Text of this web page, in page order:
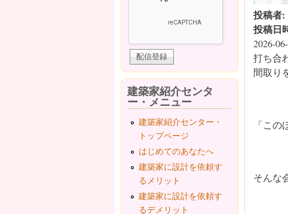
投稿者:
投稿日
2026-
打ち合
間取り
「この
そんな
建築家紹介センタ
ー・メニュー
建築家紹介センター・
トップページ
はじめてのあなたへ
建築家に設計を依頼す
るメリット
建築家に設計を依頼す
るデメリット